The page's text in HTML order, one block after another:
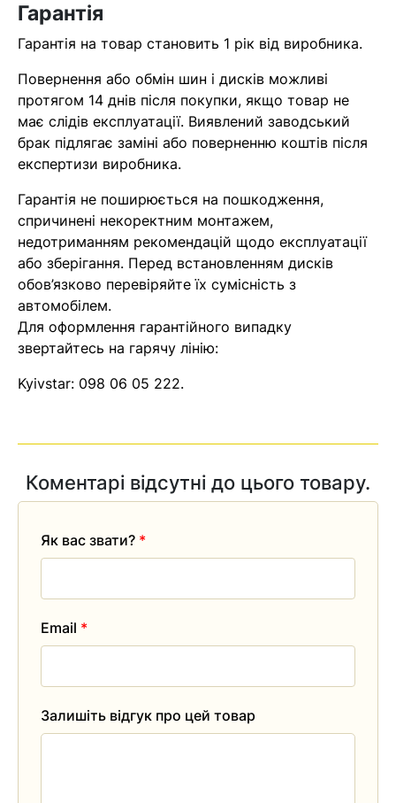
знайдена.
Гарантія
Гарантія на товар становить 1 рік від виробника.
Повернення або обмін шин і дисків можливі
протягом 14 днів після покупки, якщо товар не
має слідів експлуатації. Виявлений заводський
брак підлягає заміні або поверненню коштів після
експертизи виробника.
Гарантія не поширюється на пошкодження,
спричинені некоректним монтажем,
недотриманням рекомендацій щодо експлуатації
або зберігання. Перед встановленням дисків
обов’язково перевіряйте їх сумісність з
автомобілем.
Для оформлення гарантійного випадку
звертайтесь на гарячу лінію:
Kyivstar: 098 06 05 222.
Коментарі відсутні до цього товару.
Залишіть відгук про цей товар
Як вас звати? *
Email *